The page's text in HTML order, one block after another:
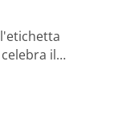
celebra il…